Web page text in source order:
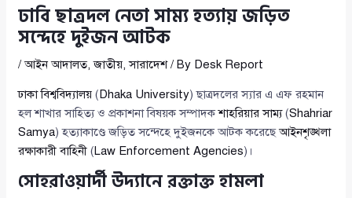
ঢাবি ছাত্রদল নেতা সাম্য হত্যায় জড়িত
সন্দেহে দুইজন আটক
/আইন আদালত,জাতীয়,সারাদেশ/ By Desk Report
ঢাকা বিশ্ববিদ্যালয় (Dhaka University) ছাত্রদলের স্যার এ এফ রহমান
হল শাখার সাহিত্য ও প্রকাশনা বিষয়ক সম্পাদকশাহরিয়ার সাম্য(Shahriar
Samya) হত্যাকাণ্ডে জড়িত সন্দেহে দুইজনকে আটক করেছেআইনশৃঙ্খলা
রক্ষাকারী বাহিনী (Law Enforcement Agencies)।
সোহরাওয়ার্দী উদ্যানে রক্তাক্ত হামলা